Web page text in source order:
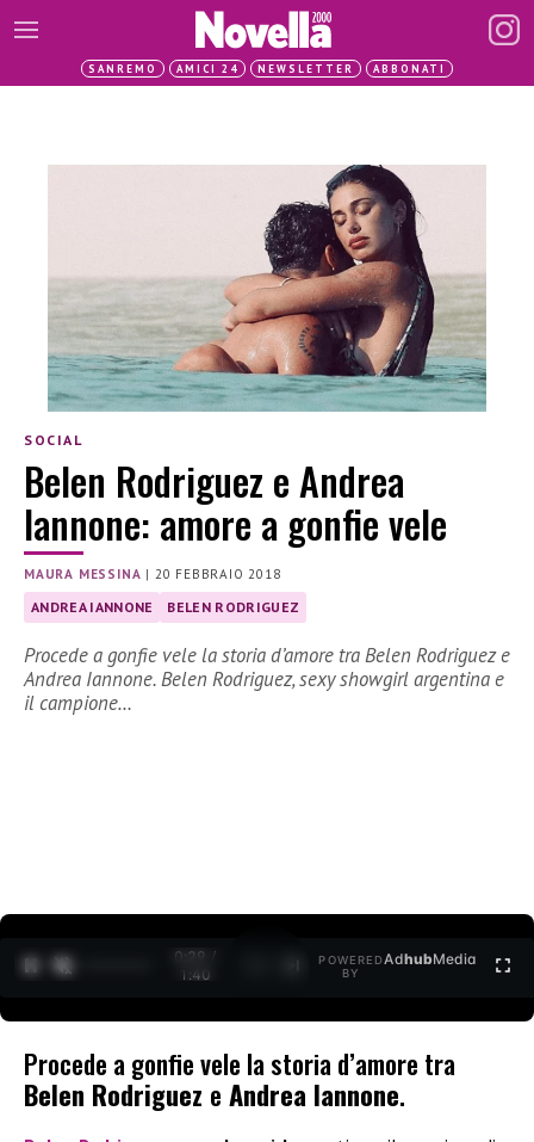
SANREMO AMICI 24 NEWSLETTER ABBONATI
SOCIAL
Belen Rodriguez e Andrea
Iannone: amore a gonfie vele
MAURA MESSINA | 20 FEBBRAIO 2018
ANDREA IANNONE BELEN RODRIGUEZ
Procede a gonfie vele la storia d’amore tra Belen Rodriguez e
Andrea Iannone. Belen Rodriguez, sexy showgirl argentina e
il campione…
0:31 /
1:40
POWERED
BY
AdhubMedia
Procede a gonfie vele la storia d’amore tra
Belen Rodriguez e Andrea Iannone.